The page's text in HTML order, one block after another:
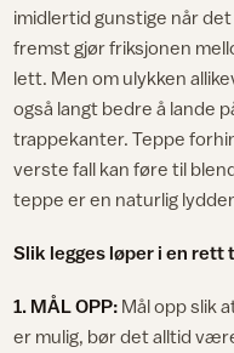
imidlertid gunstige når
fremst gjør friksjonen
lett. Men om ulykken
også langt bedre å lande
trappekanter. Teppe
verste fall kan føre til
teppe er en naturlig
Slik legges løper i en rett
1. MÅL OPP: Mål opp slik
er mulig, bør det alltid